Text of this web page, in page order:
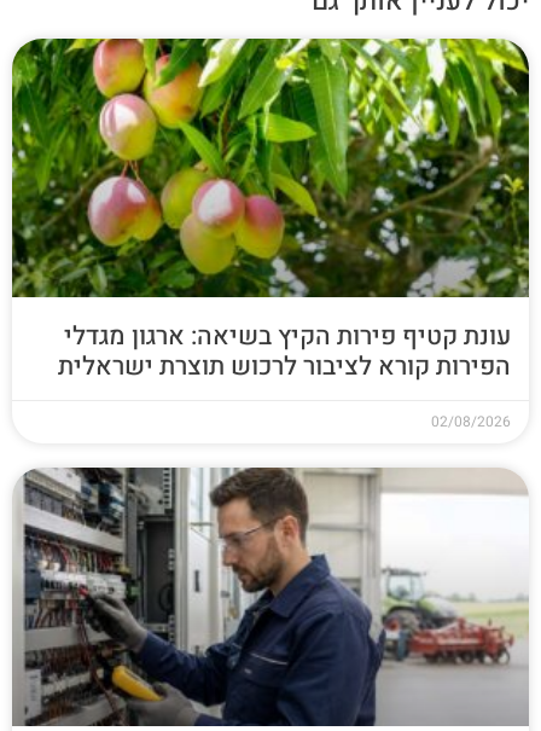
עונת קטיף פירות הקיץ בשיאה: ארגון מגדלי
הפירות קורא לציבור לרכוש תוצרת ישראלית
02/08/2026